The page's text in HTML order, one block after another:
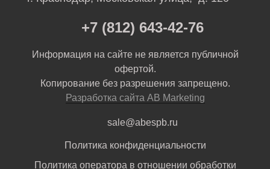
+7 (812) 643-42-76
Информация на сайте не является публичной
офертой.
Копирование без разрешения запрещено.
Разработка сайта AB Marketing
sale@abespb.ru
Политика конфиденциальности
Политика оператора в отношении обработки